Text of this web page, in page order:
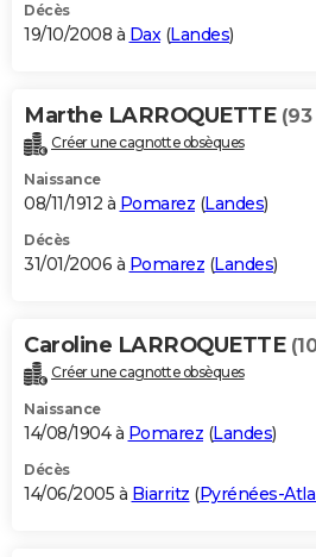
Décès
19/10/2008 à Dax(Landes)
Marthe LARROQUETTE (93
Créer une cagnotte obsèques
Naissance
08/11/1912 à Pomarez (Landes)
Décès
31/01/2006 à Pomarez (Landes)
Caroline LARROQUETTE
Créer une cagnotte obsèques
Naissance
14/08/1904 à Pomarez (Landes)
Décès
14/06/2005 à Biarritz (Pyrénées-